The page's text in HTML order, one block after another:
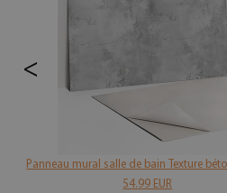
Panneau mural salle de bain Texture
54.99 EUR
<